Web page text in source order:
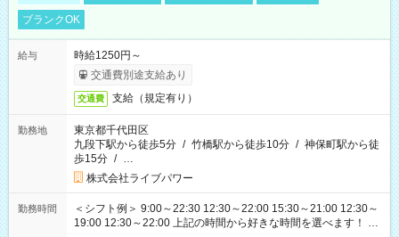
ブランクOK
給与
時給1250円～
交通費別途支給あり
交通費 支給（規定有り）
勤務地
東京都千代田区
九段下駅から徒歩5分 / 竹橋駅から徒歩10分 / 神保町駅から徒
歩15分 / …
株式会社ライブパワー
勤務時間
＜シフト例＞ 9:00～22:30 12:30～22:00 15:30～21:00 12:30～
19:00 12:30～22:00 上記の時間から好きな時間を選べます！ ※